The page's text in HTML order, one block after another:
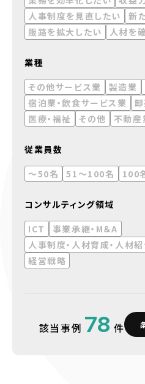
人事制度を見直したい
新
販路を拡大したい
人材を
業種
その他サービス業
製造業
宿泊業・飲食サービス業
医療・福祉
その他 不動産
従業員数
～50名
51～100名 100
コンサルティング領域
ICT
事業承継・M＆A
人事制度・人材育成・人材
経営戦略
該当事例 78 件